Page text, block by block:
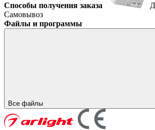
Способы получения заказа
Самовывоз
Файлы и программы
Все файлы